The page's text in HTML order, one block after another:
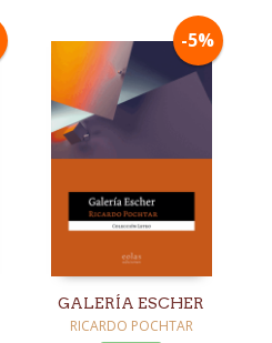
-5%
GALERÍA ESCHER
RICARDO POCHTAR